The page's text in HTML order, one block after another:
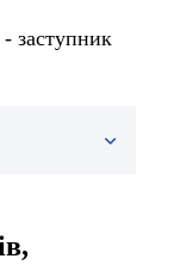
заступник